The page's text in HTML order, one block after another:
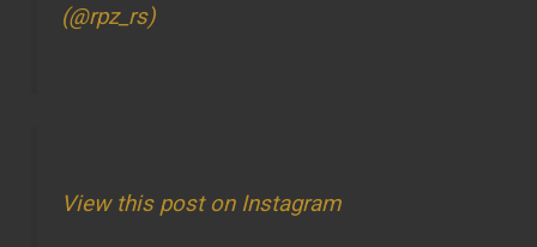
(@rpz_rs)
View this post on Instagram